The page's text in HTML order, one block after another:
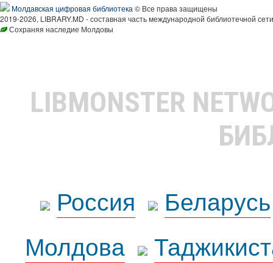
Молдавская цифровая библиотека © Все права защищены
2019-2026, LIBRARY.MD - составная часть международной библиотечной
Сохраняя наследие Молдовы
LIBMONSTER
Россия
Беларусь
Молдова